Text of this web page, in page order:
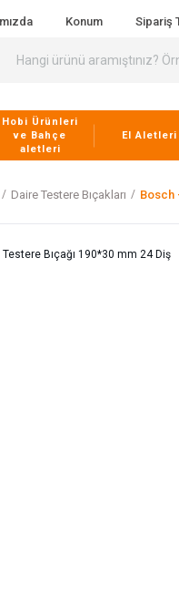
Konum Sipariş
Hobi Ürünleri
ve Bahçe
aletleri
El Aletleri
Daire Testere Bıçakları Bosch